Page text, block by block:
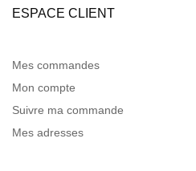
ESPACE CLIENT
Mes commandes
Mon compte
Suivre ma commande
Mes adresses